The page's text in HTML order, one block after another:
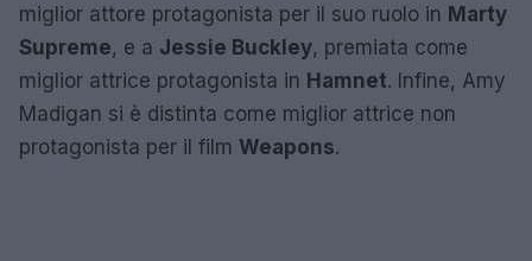
miglior attore protagonista per il suo ruolo in Marty
Supreme, e a Jessie Buckley, premiata come
miglior attrice protagonista in Hamnet. Infine, Amy
Madigan si è distinta come miglior attrice non
protagonista per il film Weapons.